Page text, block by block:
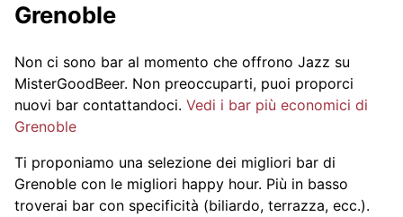
Grenoble
Non ci sono bar al momento che offrono Jazz su
MisterGoodBeer. Non preoccuparti, puoi proporci
nuovi bar contattandoci. Vedi i bar più economici di
Grenoble
Ti proponiamo una selezione dei migliori bar di
Grenoble con le migliori happy hour. Più in basso
troverai bar con specificità (biliardo, terrazza, ecc.).